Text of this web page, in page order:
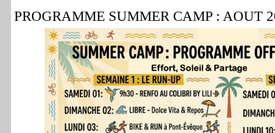
PROGRAMME SUMMER CAMP : AOUT